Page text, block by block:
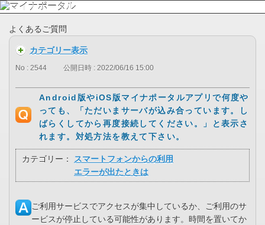
よくあるご質問
カテゴリー表示
No : 2544 公開日時 : 2022/06/16 15:00
Android版やiOS版マイナポータルアプリで何度や
っても、「ただいまサーバが込み合っています。し
ばらくしてから再度接続してください。」と表示さ
れます。対処方法を教えて下さい。
カテゴリー：
スマートフォンからの利用
エラーが出たときは
ご利用サービスでアクセスが集中しているか、ご利用のサ
ービスが停止している可能性があります。時間を置いてか